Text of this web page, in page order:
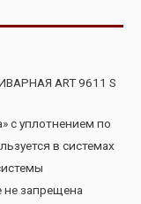
ART 9611 S
с уплотнением по
в системах
не запрещена